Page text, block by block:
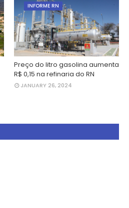
INFORME RN
Preço do litro gasolina aumenta
R$ 0,15 na refinaria do RN
JANUARY 26, 2024